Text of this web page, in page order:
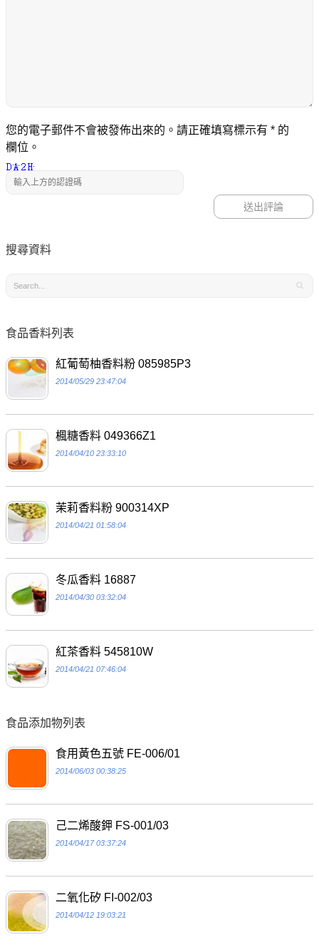
您的電子郵件不會被發佈出來的。請正確填寫標示有 * 的
欄位。
搜尋資料
食品香料列表
紅葡萄柚香料粉 085985P3
2014/05/29 23:47:04
楓糖香料 049366Z1
2014/04/10 23:33:10
茉莉香料粉 900314XP
2014/04/21 01:58:04
冬瓜香料 16887
2014/04/30 03:32:04
紅茶香料 545810W
2014/04/21 07:46:04
食品添加物列表
食用黃色五號 FE-006/01
2014/06/03 00:38:25
己二烯酸鉀 FS-001/03
2014/04/17 03:37:24
二氧化矽 FI-002/03
2014/04/12 19:03:21